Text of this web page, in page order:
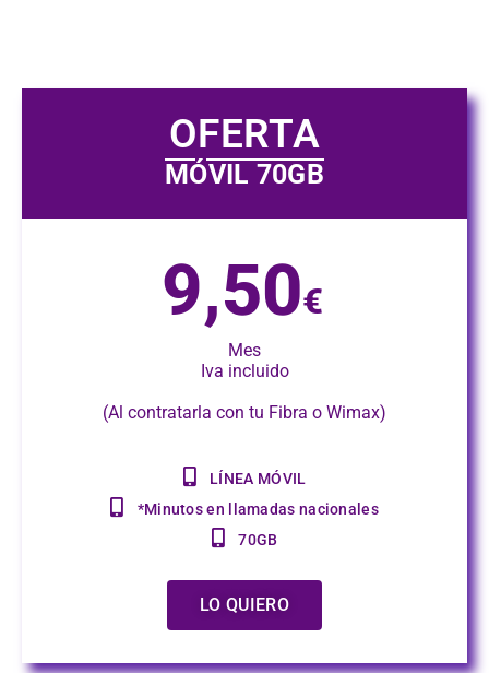
OFERTA
MÓVIL 70GB
9,50€
Mes
Iva incluido
(Al contratarla con tu Fibra o Wimax)
LÍNEA MÓVIL
*Minutos en llamadas nacionales
70GB
LO QUIERO